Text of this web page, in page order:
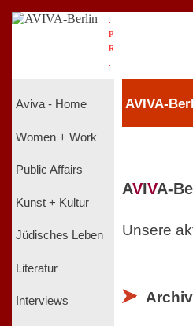
P
R
Aviva - Home
Women + Work
Public Affairs
Kunst + Kultur
Jüdisches Leben
Literatur
Interviews
AVIVA-
AVIVA-
Unsere